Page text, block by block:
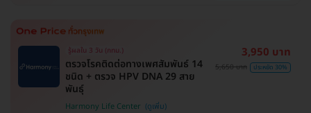
รู้ผลใน 3 วัน (กทม.)
ตรวจโรคติดต่อทางเพศสัมพันธ์ 14
ชนิด + ตรวจ HPV DNA 29 สาย
พันธุ์
Harmony Life Center
3,950 บาท
5,650 บาท ประหยัด 30%